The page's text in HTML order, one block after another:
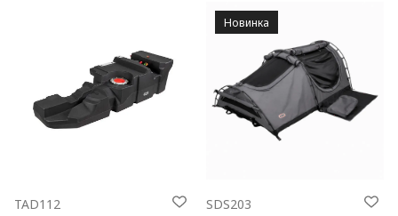
TAD112 SDS203
Новинка